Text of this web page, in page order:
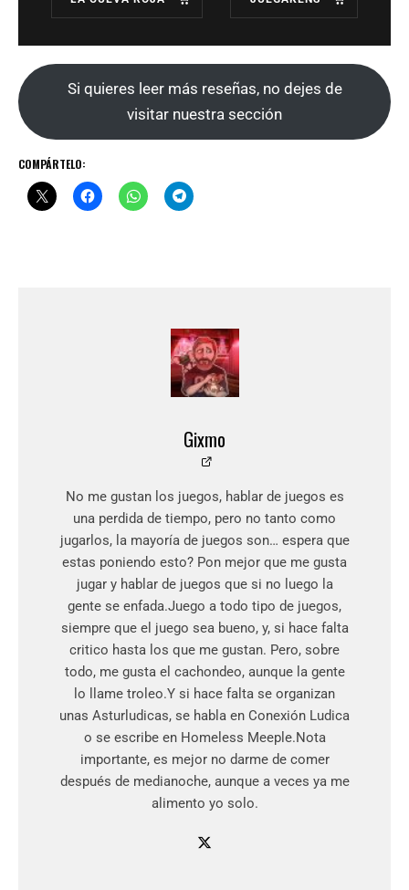
Si quieres leer más reseñas, no dejes de
visitar nuestra sección
COMPÁRTELO:
Gixmo
No me gustan los juegos, hablar de juegos es
una perdida de tiempo, pero no tanto como
jugarlos, la mayoría de juegos son… espera que
estas poniendo esto? Pon mejor que me gusta
jugar y hablar de juegos que si no luego la
gente se enfada.Juego a todo tipo de juegos,
siempre que el juego sea bueno, y, si hace falta
critico hasta los que me gustan. Pero, sobre
todo, me gusta el cachondeo, aunque la gente
lo llame troleo.Y si hace falta se organizan
unas Asturludicas, se habla en Conexión Ludica
o se escribe en Homeless Meeple.Nota
importante, es mejor no darme de comer
después de medianoche, aunque a veces ya me
alimento yo solo.